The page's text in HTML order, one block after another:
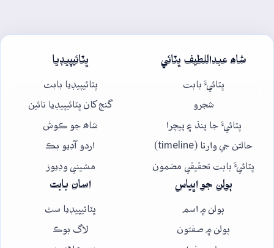
شاھ عبداللطيف ڀٽائي
ڀٽائيءَ بابت
شجرو
ڀٽائيءَ جا پنڌ ۽ پيچرا
حالتن جي وارتا (timeline)
ڀٽائيءَ بابت تحقيقي مضمون
ڀٽائيپيڊيا
ڀٽائيپيڊيا بابت
گنج کان ڀٽائيپيڊيا تائين
شاھ جو ڪوش
اردو آڊيو بڪ
مشيني وڊيوز
ٻولن جو اڀياس
ٻولن ۾ اسم
ٻولن ۾ صفتون
اسان بابت
ڀٽائيپيڊيا سٿ
لاگ بوڪ